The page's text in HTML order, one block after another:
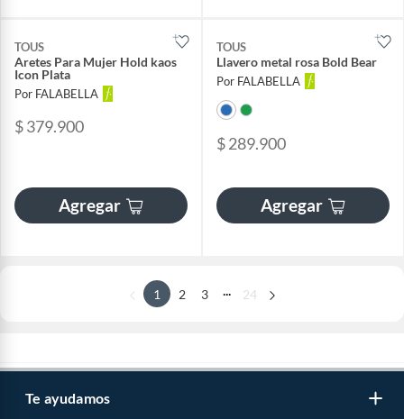
TOUS
Aretes Para Mujer Hold kaos
Icon Plata
Por FALABELLA
$ 379.900
Agregar
TOUS
Llavero metal rosa Bold Bear
Por FALABELLA
$ 289.900
Agregar
1 2 3 24
Te ayudamos